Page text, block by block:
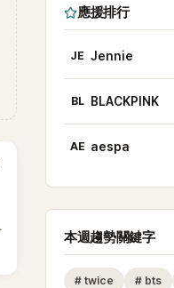
應援排行
JE Jennie
BL BLACKPINK
AE aespa
本週趨勢關鍵字
# twice # bts